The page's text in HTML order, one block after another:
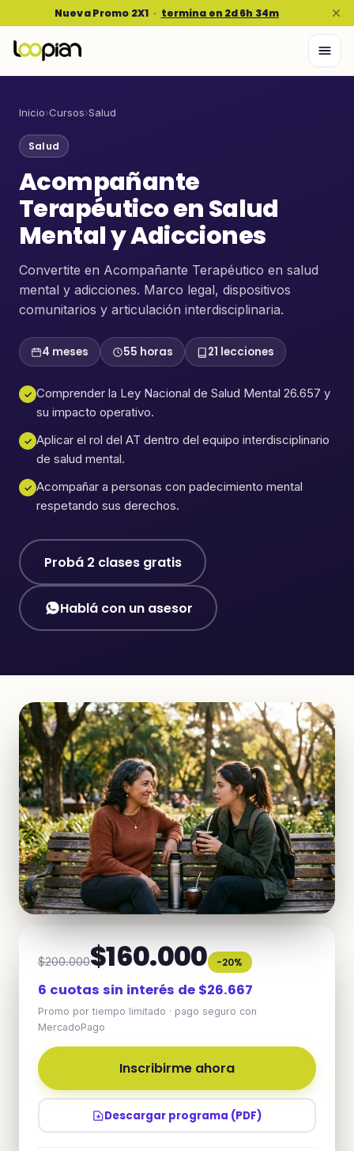
Nueva Promo 2X1 · termina en 2d 6h 34m
Inicio›Cursos›Salud
Salud
Acompañante
Terapéutico en Salud
Mental y Adicciones
Convertite en Acompañante Terapéutico en salud
mental y adicciones. Marco legal, dispositivos
comunitarios y articulación interdisciplinaria.
4 meses 55 horas 21 lecciones
✓ Comprender la Ley Nacional de Salud Mental 26.657 y
su impacto operativo.
✓ Aplicar el rol del AT dentro del equipo interdisciplinario
de salud mental.
✓ Acompañar a personas con padecimiento mental
respetando sus derechos.
Probá 2 clases gratis
Hablá con un asesor
$200.000$160.000 -20%
6 cuotas sin interés de $26.667
Promo por tiempo limitado · pago seguro con
MercadoPago
Inscribirme ahora
Descargar programa (PDF)